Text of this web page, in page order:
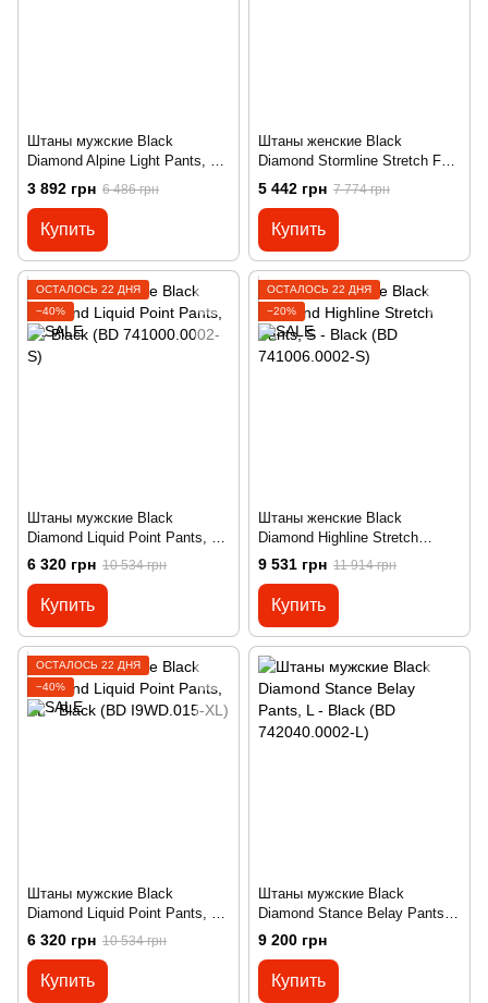
Штаны мужские Black
Diamond Alpine Light Pants, XL
- Burnt Olive (BD XPU2.330-XL)
3 892 грн 6 486 грн
Купить
Штаны женские Black
Diamond Stormline Stretch Full
Zip Rain Pants, L - Black (BD
TC2Z.015-L)
5 442 грн 7 774 грн
Купить
ОСТАЛОСЬ 22 ДНЯ
−40%
Штаны мужские Black
Diamond Liquid Point Pants, S -
Black (BD 741000.0002-S)
6 320 грн 10 534 грн
Купить
ОСТАЛОСЬ 22 ДНЯ
−20%
Штаны женские Black
Diamond Highline Stretch
Pants, S - Black (BD
741006.0002-S)
9 531 грн 11 914 грн
Купить
ОСТАЛОСЬ 22 ДНЯ
−40%
Штаны мужские Black
Diamond Liquid Point Pants, XL
- Black (BD I9WD.015-XL)
6 320 грн 10 534 грн
Купить
Штаны мужские Black
Diamond Stance Belay Pants, L
- Black (BD 742040.0002-L)
9 200 грн
Купить